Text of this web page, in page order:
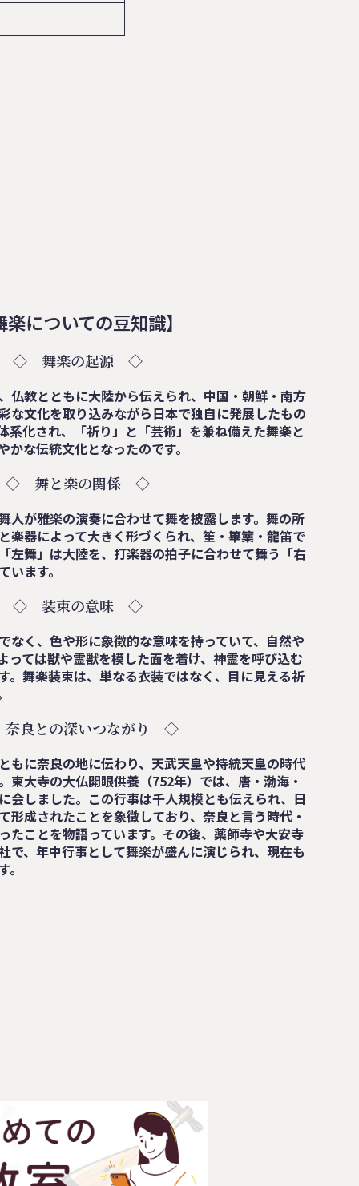
楽についての豆知識】
◇ 舞楽の起源 ◇
仏教とともに大陸から伝えられ、中国・朝鮮・南方
な文化を取り込みながら日本で独自に発展したもの
化され、
「祈り」と「芸術」を兼ね備えた舞楽と
かな伝統文化となったのです。
◇ 舞と楽の関係 ◇
人が雅楽の演奏に合わせて舞を披露します。舞の所
楽器によって大きく形づくられ、笙・篳篥・龍笛で
左舞」は大陸を、打楽器の拍子に合わせて舞う「右
ます。
◇ 装束の意味 ◇
なく、 色や形に象徴的な意味を持っていて、自然や
っては獣や霊獣を模した面を着け、神霊を呼び込む
。舞楽装束は、単なる衣装ではなく、目に見える祈
良との深いつながり ◇
もに奈良の地に伝わり、天武天皇や持統天皇の時代
東大寺の大仏開眼供養（752年）では、唐・渤海・
会しました。この行事は千人規模とも伝えられ、日
形成されたことを象徴しており、奈良と言う時代・
たことを物語っています。その後、薬師寺や大安寺
で、年中行事として舞楽が盛んに演じられ、現在も